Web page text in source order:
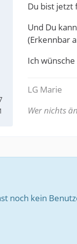
Du bist jetzt
Und Du
(Erkennbar
Ich
LG Marie
Wer nichts
noch kein